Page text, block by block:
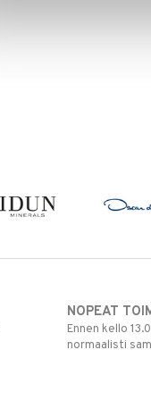
NOPEAT
Ennen kello
normaalisti